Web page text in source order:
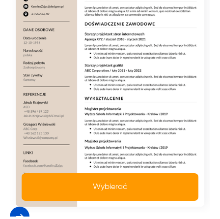
Wybierać